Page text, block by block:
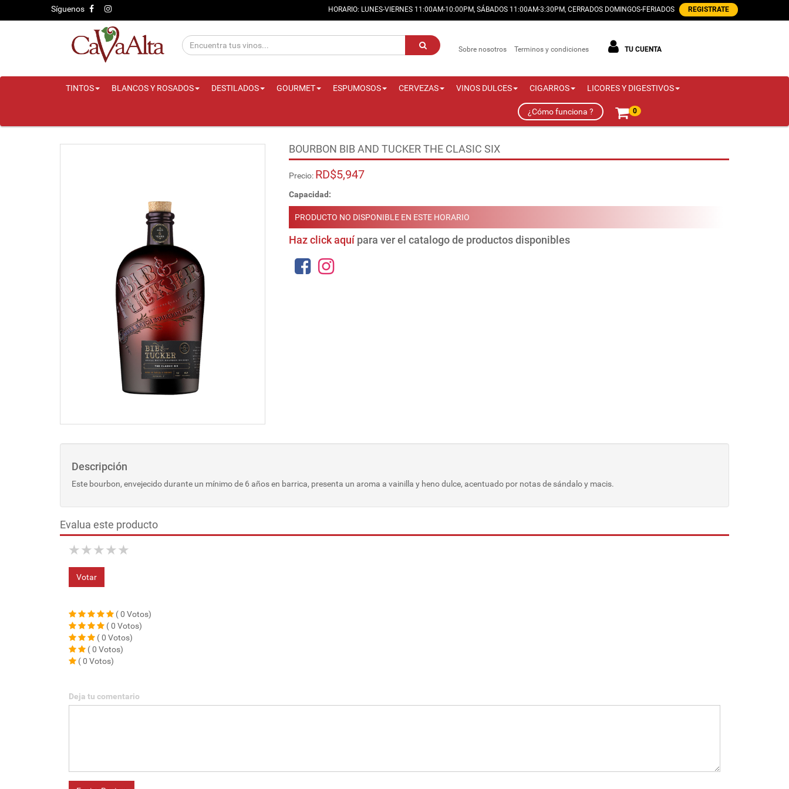
Síguenos HORARIO: LUNES-VIERNES 11:00AM-10:00PM, SÁBADOS 11:00AM-3:30PM, CERRADOS DOMINGOS-FERIADOS REGISTRATE
Sobre nosotros Terminos y condiciones TU CUENTA
TINTOS BLANCOS Y ROSADOS DESTILADOS GOURMET ESPUMOSOS CERVEZAS VINOS DULCES CIGARROS LICORES Y DIGESTIVOS
¿Cómo funciona ? 0
BOURBON BIB AND TUCKER THE CLASIC SIX
Precio: RD$5,947
Capacidad:
PRODUCTO NO DISPONIBLE EN ESTE HORARIO
Haz click aquípara ver el catalogo de productos disponibles
Descripción
Este bourbon, envejecido durante un mínimo de 6 años en barrica, presenta un aroma a vainilla y heno dulce, acentuado por notas de sándalo y macis.
Evalua este producto
★
★
★
★
★
Votar
( 0 Votos)
( 0 Votos)
( 0 Votos)
( 0 Votos)
( 0 Votos)
Deja tu comentario